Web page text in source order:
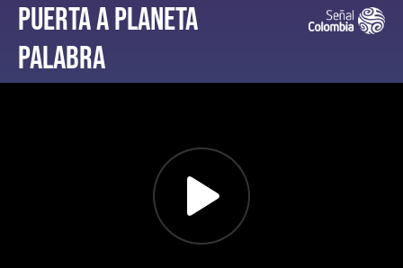
Puerta a Planeta
Palabra